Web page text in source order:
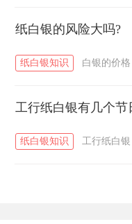
纸白银的风险大吗?
纸白银知识 白银的价格
工行纸白银有几个节
纸白银知识 工行纸白银